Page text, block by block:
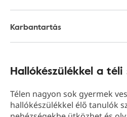
Karbantartás
Hallókészülékkel a
Télen nagyon sok gyermek
hallókészülékkel élő tanulók